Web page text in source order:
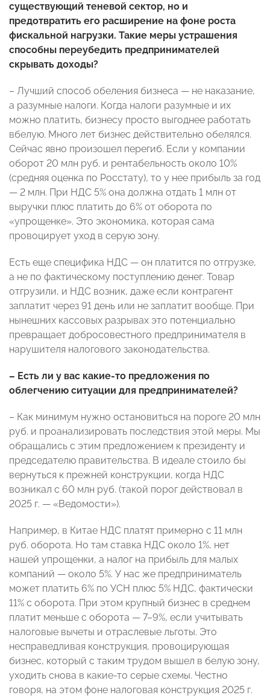
существующий теневой сектор, но и
предотвратить его расширение на фоне роста
фискальной нагрузки. Такие меры устрашения
способны переубедить предпринимателей
скрывать доходы?
– Лучший способ обеления бизнеса — не наказание,
а разумные налоги. Когда налоги разумные и их
можно платить, бизнесу просто выгоднее работать
вбелую. Много лет бизнес действительно обелялся.
Сейчас явно произошел перегиб. Если у компании
оборот 20 млн руб. и рентабельность около 10%
(средняя оценка по Росстату), то у нее прибыль за год
— 2 млн. При НДС 5% она должна отдать 1 млн от
выручки плюс платить до 6% от оборота по
«упрощенке». Это экономика, которая сама
провоцирует уход в серую зону.
Есть еще специфика НДС — он платится по отгрузке,
а не по фактическому поступлению денег. Товар
отгрузили, и НДС возник, даже если контрагент
заплатит через 91 день или не заплатит вообще. При
нынешних кассовых разрывах это потенциально
превращает добросовестного предпринимателя в
нарушителя налогового законодательства.
– Есть ли у вас какие-то предложения по
облегчению ситуации для предпринимателей?
– Как минимум нужно остановиться на пороге 20 млн
руб. и проанализировать последствия этой меры. Мы
обращались с этим предложением к президенту и
председателю правительства. В идеале стоило бы
вернуться к прежней конструкции, когда НДС
возникал с 60 млн руб. (такой порог действовал в
2025 г. — «Ведомости»).
Например, в Китае НДС платят примерно с 11 млн
руб. оборота. Но там ставка НДС около 1%, нет
нашей упрощенки, а налог на прибыль для малых
компаний — около 5%. У нас же предприниматель
может платить 6% по УСН плюс 5% НДС, фактически
11% с оборота. При этом крупный бизнес в среднем
платит меньше с оборота — 7–9%, если учитывать
налоговые вычеты и отраслевые льготы. Это
несправедливая конструкция, провоцирующая
бизнес, который с таким трудом вышел в белую зону,
уходить снова в какие-то серые схемы. Честно
говоря, на этом фоне налоговая конструкция 2025 г.